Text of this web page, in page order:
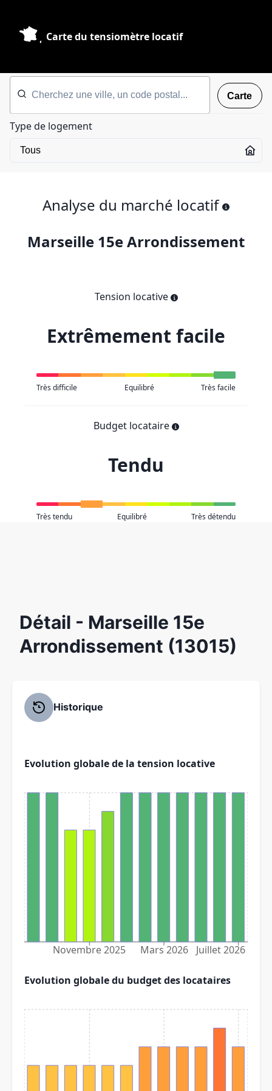
Carte du tensiomètre locatif
Carte
Type de logement
Analyse du marché locatif
Marseille 15e Arrondissement
Tension locative
Extrêmement facile
Très difficile Equilibré Très facile
Budget locataire
Tendu
Très tendu Equilibré Très détendu
Détail - Marseille 15e
Arrondissement (13015)
Historique
Evolution globale de la tension locative
Novembre 2025 Mars 2026 Juillet 2026
Evolution globale du budget des locataires